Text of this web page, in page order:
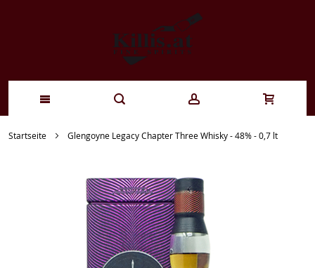
Zum
Startseite Glengoyne Legacy Chapter Three Whisky - 48% - 0,7 lt